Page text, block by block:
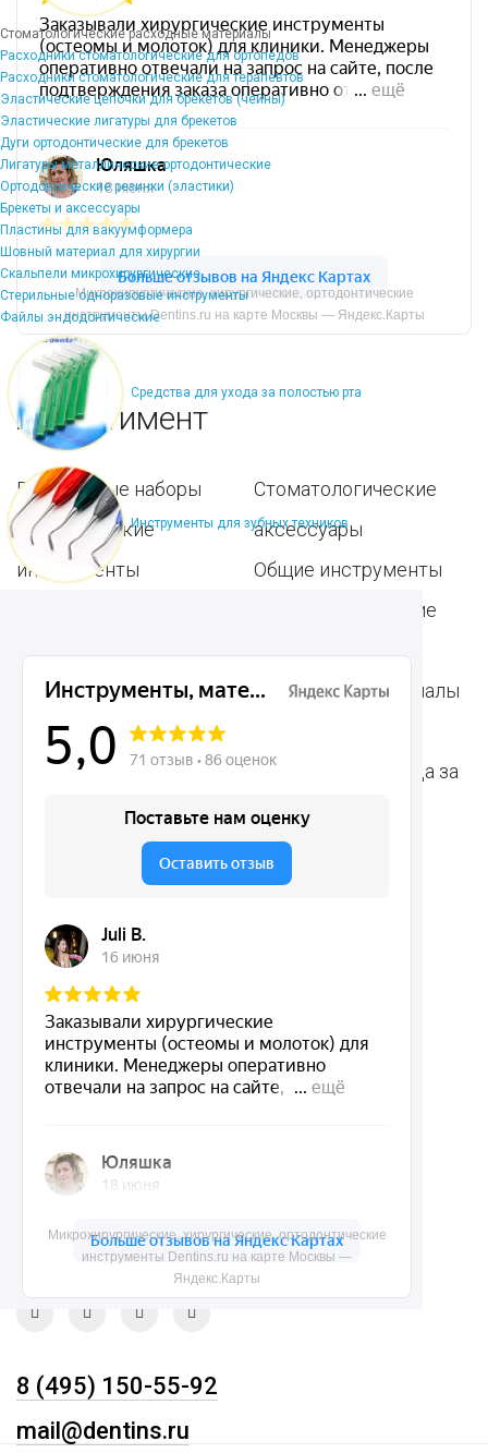
Стоматологические расходные материалы
Расходники стоматологические для ортопедов
Расходники стоматологические для терапевтов
Эластические цепочки для брекетов (чейны)
Эластические лигатуры для брекетов
Дуги ортодонтические для брекетов
Лигатуры металлические ортодонтические
Ортодонтические резинки (эластики)
Брекеты и аксессуары
Пластины для вакуумформера
Шовный материал для хирургии
Скальпели микрохирургические
Стерильные одноразовые инструменты
Файлы эндодонтические
Средства для ухода за полостью рта
Инструменты для зубных техников
Микрохирургические, хирургические, ортодонтические
инструменты Dentins.ru на карте Москвы —
Яндекс.Карты
Микрохирургические, хирургические, ортодонтические
инструменты Dentins.ru на карте Москвы — Яндекс.Карты
Ассортимент
Популярные наборы
Хирургические
инструменты
Ортодонтические
инструменты
Терапевтические
инструменты
Ортопедические
Стоматологические
аксессуары
Общие инструменты
Стоматологические
Расходные материалы
Средства для ухода за
полостью рта
Зубным техникам
Dentins.ru
Акции
О нас
Политика конфиденциальности
Карта сайта
Контакты
8 (495) 150-55-92
mail@dentins.ru